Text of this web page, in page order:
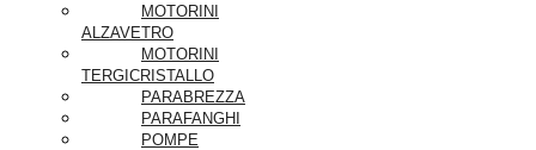
MOTORINI
ALZAVETRO
MOTORINI
TERGICRISTALLO
PARABREZZA
PARAFANGHI
POMPE